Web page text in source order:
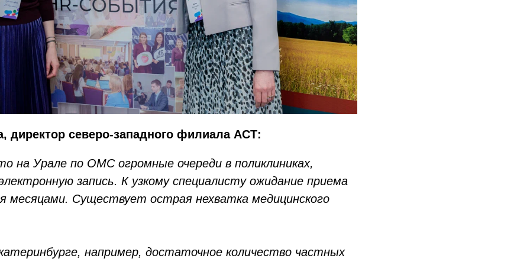
директор северо-западного филиала АСТ:
на Урале по ОМС огромные очереди в поликлиниках,
запись. К узкому специалисту ожидание приема
месяцами. Существует острая нехватка медицинского
например, достаточное количество частных